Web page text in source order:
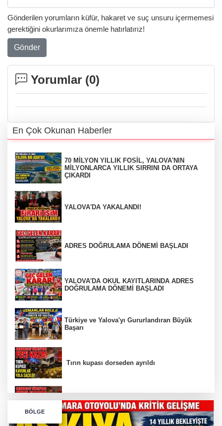
Gönderilen yorumların küfür, hakaret ve suç unsuru içermemesi
gerektiğini okurlarımıza önemle hatırlatırız!
Gönder
Yorumlar (0)
En Çok Okunan Haberler
70 MİLYON YILLIK FOSİL, YALOVA'NIN
MİLYONLARCA YILLIK SIRRINI DA ORTAYA
ÇIKARDI
YALOVA'DA YAKALANDI!
ADRES DOĞRULAMA DÖNEMİ BAŞLADI
YALOVA'DA OKUL KAYITLARINDA ADRES
DOĞRULAMA DÖNEMİ BAŞLADI
Türkiye ve Yalova'yı Gururlandıran Büyük
Başarı
Tırın kupası dorseden ayrıldı
Bursa’da Orhangazi Tüneli’nde feci kaza:
BÖLGE